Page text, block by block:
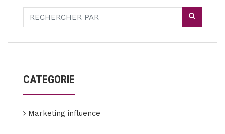
CATEGORIE
Marketing influence